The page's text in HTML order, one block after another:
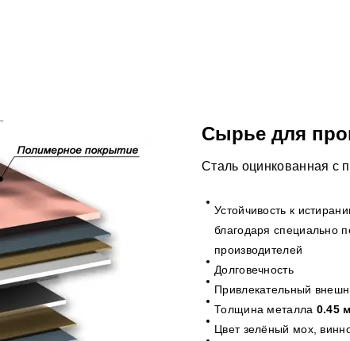
Сырье для
Сталь оцинкованная с
Устойчивость к
благодаря специально
производителей
Долговечность
Привлекательный
Толщина металла 0.45
Цвет зелёный мох,